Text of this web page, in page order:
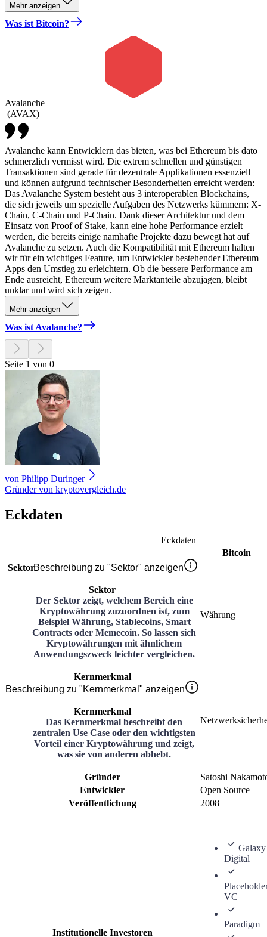
Mehr anzeigen
Was ist Bitcoin?
Avalanche
(AVAX)
Avalanche kann Entwicklern das bieten, was bei Ethereum bis dato
schmerzlich vermisst wird. Die extrem schnellen und günstigen
Transaktionen sind gerade für dezentrale Applikationen essenziell
und können aufgrund technischer Besonderheiten erreicht werden:
Das Avalanche System besteht aus 3 interoperablen Blockchains,
die sich jeweils um spezielle Aufgaben des Netzwerks kümmern: X-
Chain, C-Chain und P-Chain. Dank dieser Architektur und dem
Einsatz von Proof of Stake, kann eine hohe Performance erzielt
werden, die bereits einige namhafte Projekte dazu bewegt hat auf
Avalanche zu setzen. Auch die Kompatibilität mit Ethereum halten
wir für ein wichtiges Feature, um Entwickler bestehender Ethereum
Apps den Umstieg zu erleichtern. Ob die bessere Performance am
Ende ausreicht, Ethereum weitere Marktanteile abzujagen, bleibt
unklar und wird sich zeigen.
Mehr anzeigen
Was ist Avalanche?
Seite 1 von 0
von Philipp Duringer
Gründer von kryptovergleich.de
Eckdaten
Eckdaten
Bitcoin
SektorBeschreibung zu "Sektor" anzeigen
Sektor
Der Sektor zeigt, welchem Bereich eine
Kryptowährung zuzuordnen ist, zum
Beispiel Währung, Stablecoins, Smart
Contracts oder Memecoin. So lassen sich
Kryptowährungen mit ähnlichem
Anwendungszweck leichter vergleichen.
Währung
Kernmerkmal
Beschreibung zu "Kernmerkmal" anzeigen
Kernmerkmal
Das Kernmerkmal beschreibt den
zentralen Use Case oder den wichtigsten
Vorteil einer Kryptowährung und zeigt,
was sie von anderen abhebt.
Gründer
Satoshi
Entwickler
Open Source
Veröffentlichung
2008
Institutionelle Investoren
Galaxy
Digital
VC
Paradigm